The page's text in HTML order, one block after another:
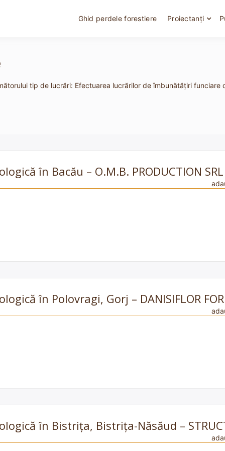
Ghid perdele forestiere Proiectanți
tip de lucrări: Efectuarea lucrărilor de îmbunătăţiri funciare
în Bacău – O.M.B. PRODUCTION SRL
în Polovragi, Gorj – DANISIFLOR
în Bistrița, Bistrița-Năsăud –